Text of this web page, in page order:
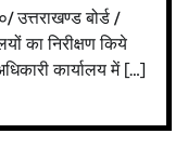
बोर्ड /
का निरीक्षण किये
कार्यालय में […]